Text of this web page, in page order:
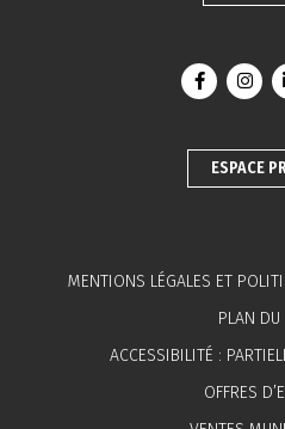
Lien vers
Lien
ESPACE
MENTIONS LÉGALES ET
PLAN DU
ACCESSIBILITÉ :
OFFRES